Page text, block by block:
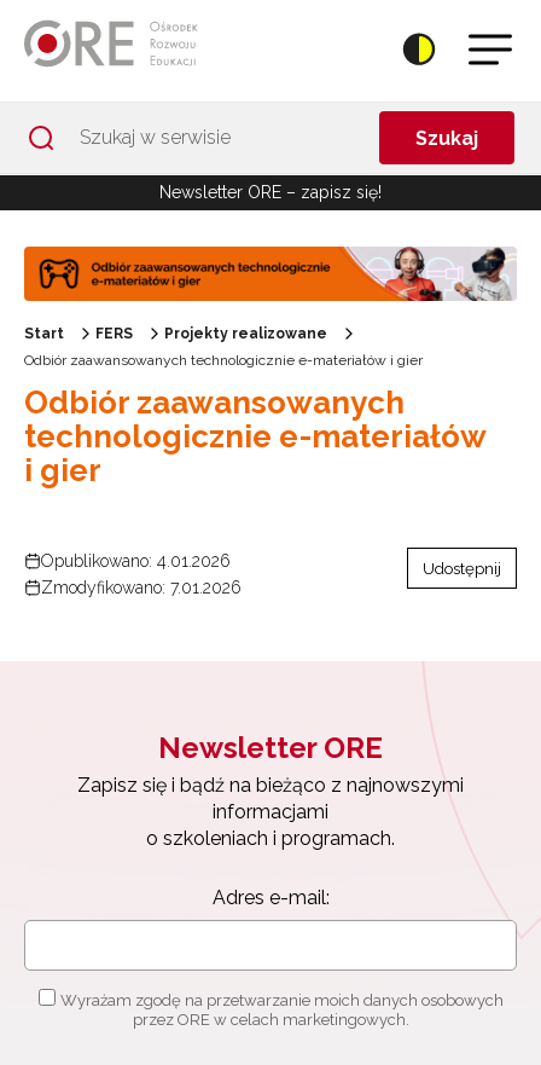
Szukaj
Newsletter ORE – zapisz się!
Start FERS
Projekty realizowane
Odbiór zaawansowanych technologicznie e-materiałów i gier
Odbiór zaawansowanych
technologicznie e-materiałów
i gier
Opublikowano: 4.01.2026
Zmodyfikowano: 7.01.2026
Udostępnij
Newsletter ORE
Zapisz się i bądź na bieżąco z najnowszymi
informacjami
o szkoleniach i programach.
Adres e-mail:
Wyrażam zgodę na przetwarzanie moich danych osobowych
przez ORE w celach marketingowych.